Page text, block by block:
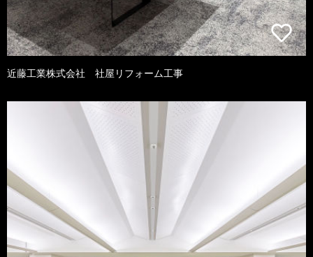
近藤工業株式会社 社屋リフォーム工事